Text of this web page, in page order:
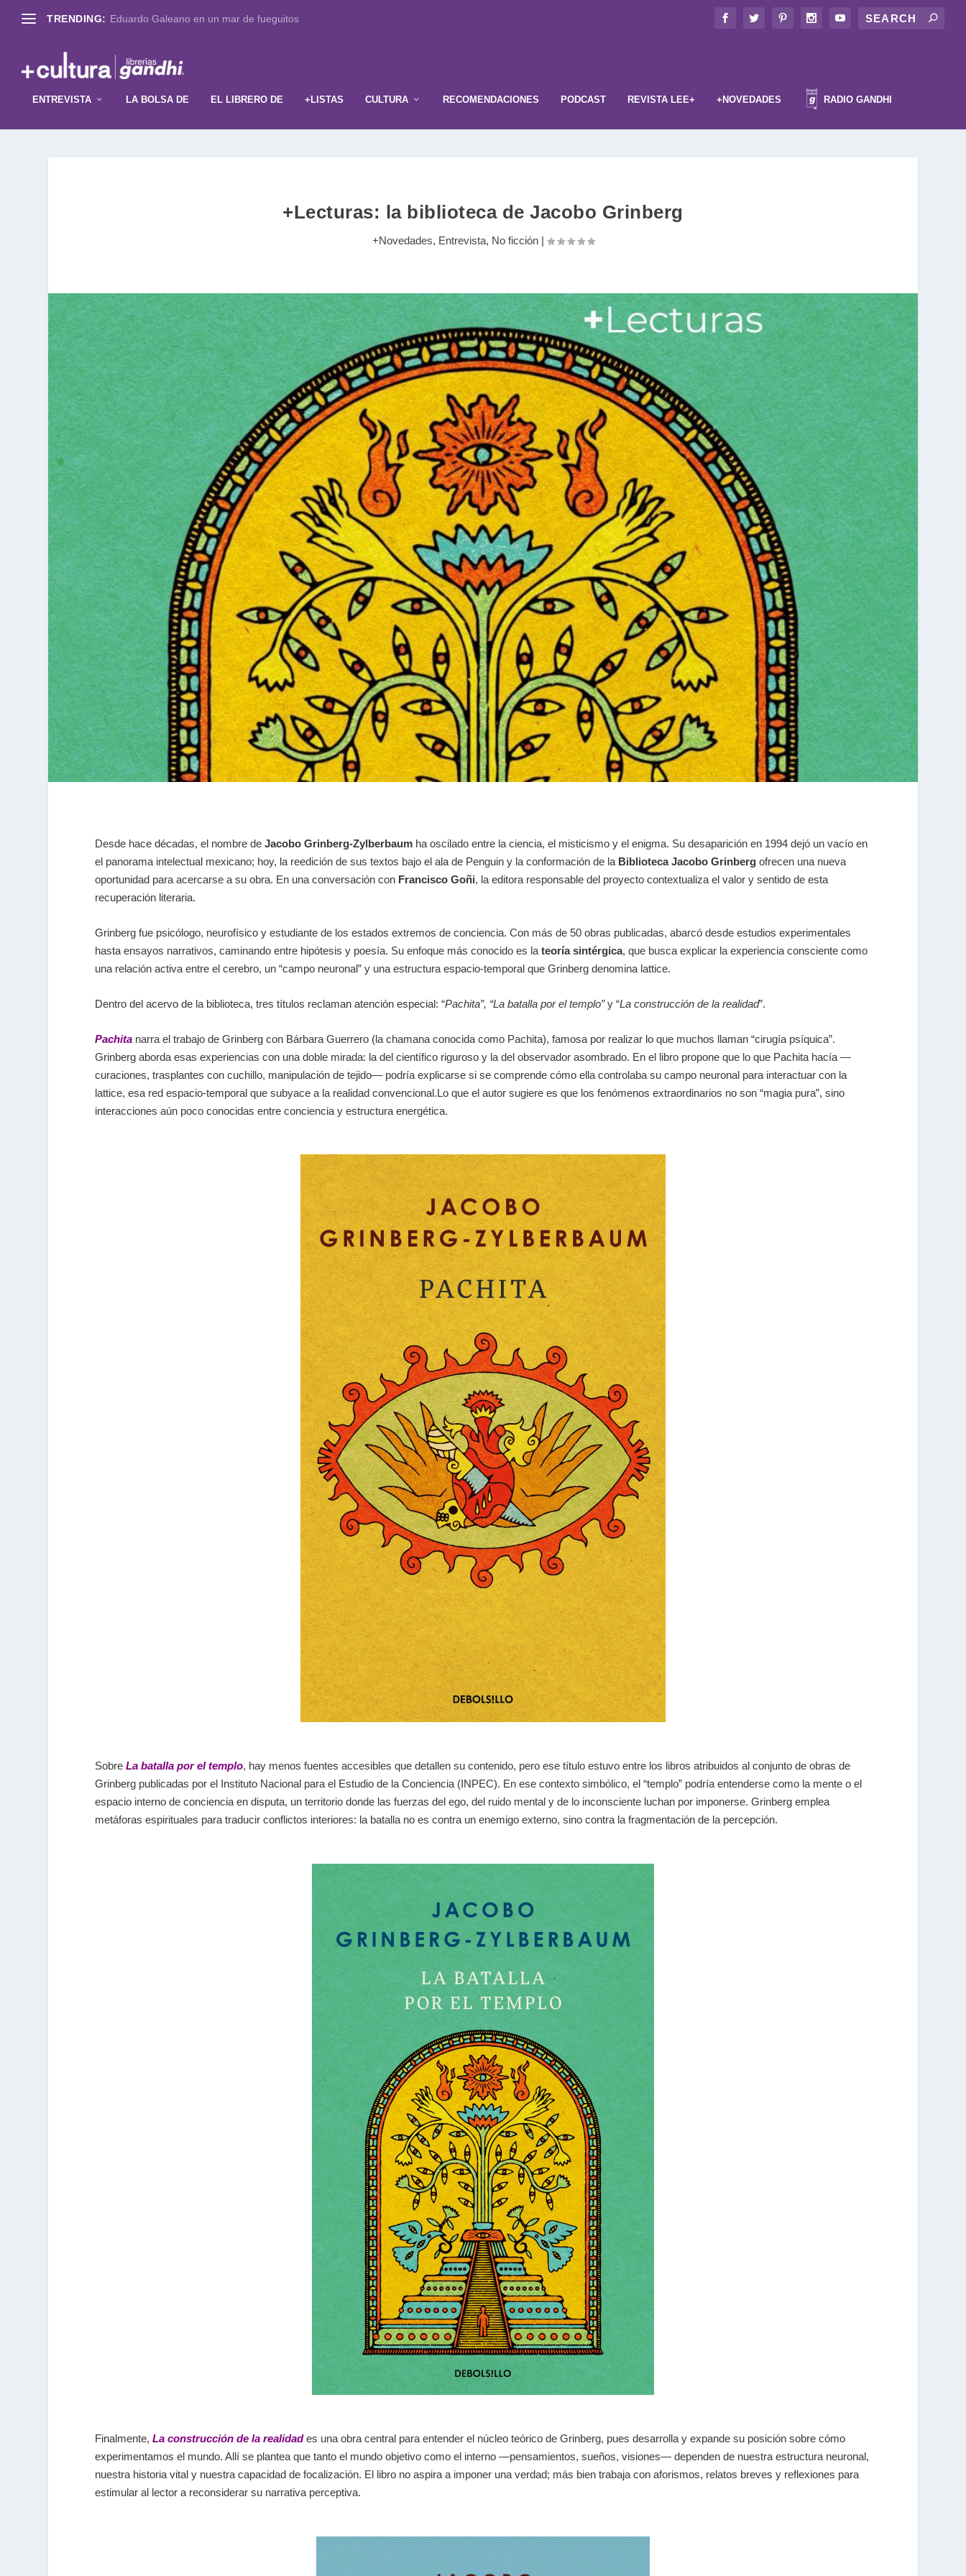
TRENDING: Eduardo Galeano en un mar de fueguitos
ENTREVISTA LA BOLSA DE EL LIBRERO DE +LISTAS CULTURA RECOMENDACIONES PODCAST REVISTA LEE+ +NOVEDADES RADIO GANDHI
+Lecturas: la biblioteca de Jacobo Grinberg
+Novedades, Entrevista, No ficción|
Desde hace décadas, el nombre de Jacobo Grinberg-Zylberbaum ha oscilado entre la ciencia, el misticismo y el enigma. Su desaparición en 1994 dejó un vacío en
el panorama intelectual mexicano; hoy, la reedición de sus textos bajo el ala de Penguin y la conformación de la Biblioteca Jacobo Grinberg ofrecen una nueva
oportunidad para acercarse a su obra. En una conversación con Francisco Goñi, la editora responsable del proyecto contextualiza el valor y sentido de esta
recuperación literaria.
Grinberg fue psicólogo, neurofísico y estudiante de los estados extremos de conciencia. Con más de 50 obras publicadas, abarcó desde estudios experimentales
hasta ensayos narrativos, caminando entre hipótesis y poesía. Su enfoque más conocido es la teoría sintérgica, que busca explicar la experiencia consciente como
una relación activa entre el cerebro, un “campo neuronal” y una estructura espacio-temporal que Grinberg denomina lattice.
Dentro del acervo de la biblioteca, tres títulos reclaman atención especial: “Pachita”, “La batalla por el templo”y “La construcción de la realidad”.
Pachita narra el trabajo de Grinberg con Bárbara Guerrero (la chamana conocida como Pachita), famosa por realizar lo que muchos llaman “cirugía psíquica”.
Grinberg aborda esas experiencias con una doble mirada: la del científico riguroso y la del observador asombrado. En el libro propone que lo que Pachita hacía —
curaciones, trasplantes con cuchillo, manipulación de tejido— podría explicarse si se comprende cómo ella controlaba su campo neuronal para interactuar con la
lattice, esa red espacio-temporal que subyace a la realidad convencional.Lo que el autor sugiere es que los fenómenos extraordinarios no son “magia pura”, sino
interacciones aún poco conocidas entre conciencia y estructura energética.
Sobre La batalla por el templo, hay menos fuentes accesibles que detallen su contenido, pero ese título estuvo entre los libros atribuidos al conjunto de obras de
Grinberg publicadas por el Instituto Nacional para el Estudio de la Conciencia (INPEC). En ese contexto simbólico, el “templo” podría entenderse como la mente o el
espacio interno de conciencia en disputa, un territorio donde las fuerzas del ego, del ruido mental y de lo inconsciente luchan por imponerse. Grinberg emplea
metáforas espirituales para traducir conflictos interiores: la batalla no es contra un enemigo externo, sino contra la fragmentación de la percepción.
Finalmente, La construcción de la realidades una obra central para entender el núcleo teórico de Grinberg, pues desarrolla y expande su posición sobre cómo
experimentamos el mundo. Allí se plantea que tanto el mundo objetivo como el interno —pensamientos, sueños, visiones— dependen de nuestra estructura neuronal,
nuestra historia vital y nuestra capacidad de focalización. El libro no aspira a imponer una verdad; más bien trabaja con aforismos, relatos breves y reflexiones para
estimular al lector a reconsiderar su narrativa perceptiva.